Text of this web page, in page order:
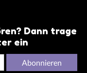
Dann trage
ein
Abonnieren